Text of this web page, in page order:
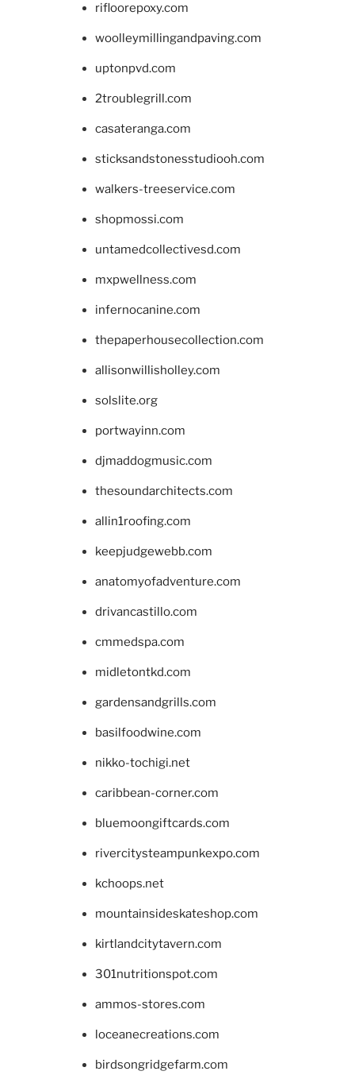
rifloorepoxy.com
woolleymillingandpaving.com
uptonpvd.com
2troublegrill.com
casateranga.com
sticksandstonesstudiooh.com
walkers-treeservice.com
shopmossi.com
untamedcollectivesd.com
mxpwellness.com
infernocanine.com
thepaperhousecollection.com
allisonwillisholley.com
solslite.org
portwayinn.com
djmaddogmusic.com
thesoundarchitects.com
allin1roofing.com
keepjudgewebb.com
anatomyofadventure.com
drivancastillo.com
cmmedspa.com
midletontkd.com
gardensandgrills.com
basilfoodwine.com
nikko-tochigi.net
caribbean-corner.com
bluemoongiftcards.com
rivercitysteampunkexpo.com
kchoops.net
mountainsideskateshop.com
kirtlandcitytavern.com
301nutritionspot.com
ammos-stores.com
loceanecreations.com
birdsongridgefarm.com